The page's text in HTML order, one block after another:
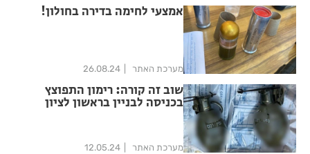
אמצעי לחימה בדירה בחולון!
מערכת האתר 26.08.24
שוב זה קורה: רימון התפוצץ
בכניסה לבניין בראשון לציון
מערכת האתר 12.05.24